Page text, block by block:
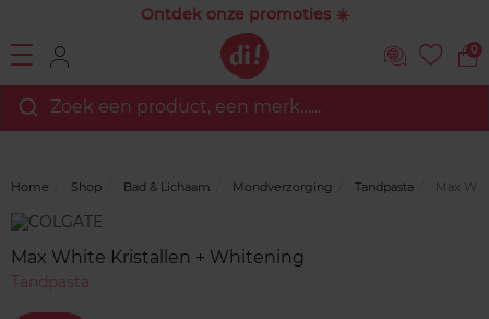
Ontdek onze promoties ☀️
0
Zoek een product, een merk…...
Home Shop Bad & Lichaam Mondverzorging Tandpasta Max
Merk
Max White Kristallen + Whitening
Tandpasta